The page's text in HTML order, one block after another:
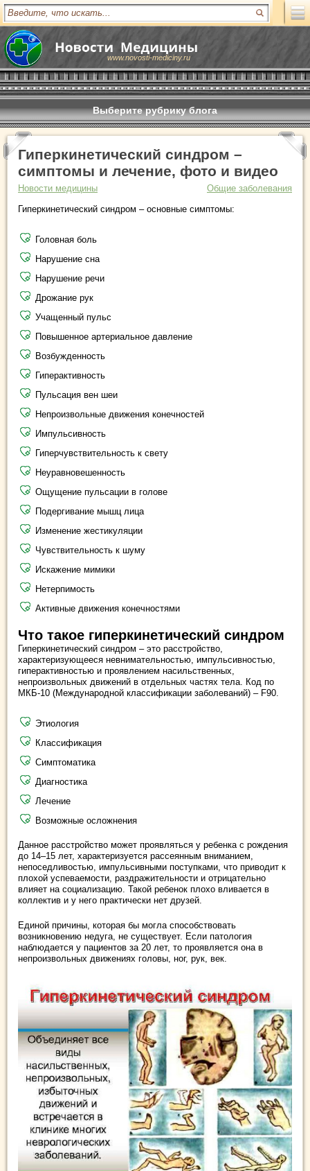
www.novosti-mediciny.ru
Выберите рубрику блога
Гиперкинетический синдром –
симптомы и лечение, фото и видео
Новости медицины
Общие заболевания
Гиперкинетический синдром – основные симптомы:
Головная боль
Нарушение сна
Нарушение речи
Дрожание рук
Учащенный пульс
Повышенное артериальное давление
Возбужденность
Гиперактивность
Пульсация вен шеи
Непроизвольные движения конечностей
Импульсивность
Гиперчувствительность к свету
Неуравновешенность
Ощущение пульсации в голове
Подергивание мышц лица
Изменение жестикуляции
Чувствительность к шуму
Искажение мимики
Нетерпимость
Активные движения конечностями
Что такое гиперкинетический синдром
Гиперкинетический синдром – это расстройство,
характеризующееся невнимательностью, импульсивностью,
гиперактивностью и проявлением насильственных,
непроизвольных движений в отдельных частях тела. Код по
МКБ-10 (Международной классификации заболеваний) – F90.
Этиология
Классификация
Симптоматика
Диагностика
Лечение
Возможные осложнения
Данное расстройство может проявляться у ребенка с рождения
до 14–15 лет, характеризуется рассеянным вниманием,
непоседливостью, импульсивными поступками, что приводит к
плохой успеваемости, раздражительности и отрицательно
влияет на социализацию. Такой ребенок плохо вливается в
коллектив и у него практически нет друзей.
Единой причины, которая бы могла способствовать
возникновению недуга, не существует. Если патология
наблюдается у пациентов за 20 лет, то проявляется она в
непроизвольных движениях головы, ног, рук, век.